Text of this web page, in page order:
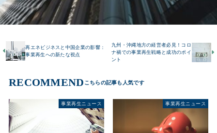
再エネビジネスと中国企業の影響：
事業再生への新たな視点
九州・沖縄地方の経営者必見！コロ
ナ禍での事業再生戦略と成功のポイ
ント
RECOMMEND
事業再生ニュース 事業再生ニュース